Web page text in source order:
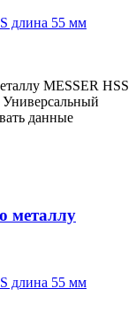
длина 55 мм
MESSER HSS
данные
металлу
длина 55 мм